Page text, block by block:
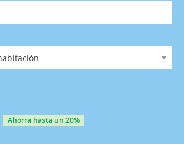
ahorra hasta un 20%